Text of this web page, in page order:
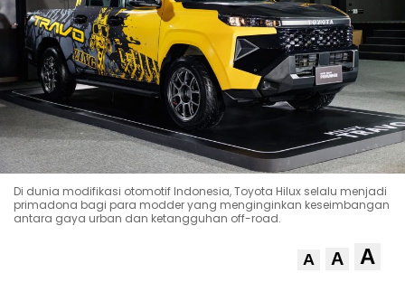
Di dunia modifikasi otomotif Indonesia, Toyota Hilux selalu menjadi
primadona bagi para modder yang menginginkan keseimbangan
antara gaya urban dan ketangguhan off-road.
A A A